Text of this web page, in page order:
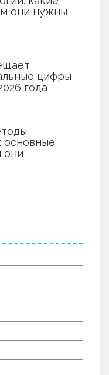
они нужны
цифры
года
основные
они